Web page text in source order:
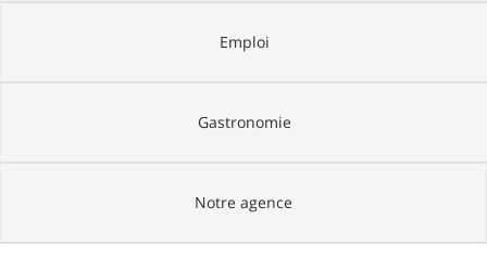
Emploi
Gastronomie
Notre agence